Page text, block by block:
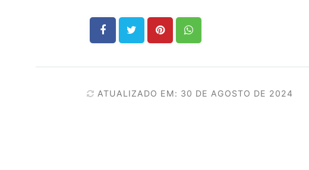
ATUALIZADO EM: 30 DE AGOSTO DE 2024